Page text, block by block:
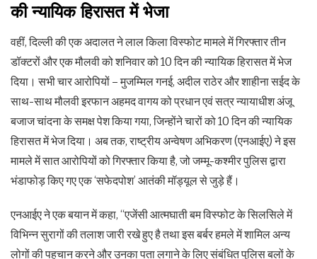
की न्यायिक हिरासत में भेजा
वहीं, दिल्ली की एक अदालत ने लाल किला विस्फोट मामले में गिरफ्तार तीन
डॉक्टरों और एक मौलवी को शनिवार को 10 दिन की न्यायिक हिरासत में भेज
दिया। सभी चार आरोपियों – मुजम्मिल गनई, अदील राठेर और शाहीना सईद के
साथ-साथ मौलवी इरफान अहमद वागय को प्रधान एवं सत्र न्यायाधीश अंजू
बजाज चांदना के समक्ष पेश किया गया, जिन्होंने चारों को 10 दिन की न्यायिक
हिरासत में भेज दिया। अब तक, राष्ट्रीय अन्वेषण अभिकरण (एनआईए) ने इस
मामले में सात आरोपियों को गिरफ्तार किया है, जो जम्मू-कश्मीर पुलिस द्वारा
भंडाफोड़ किए गए एक ‘सफेदपोश’ आतंकी मॉड्यूल से जुड़े हैं।
एनआईए ने एक बयान में कहा, ‘‘एजेंसी आत्मघाती बम विस्फोट के सिलसिले में
विभिन्न सुरागों की तलाश जारी रखे हुए है तथा इस बर्बर हमले में शामिल अन्य
लोगों की पहचान करने और उनका पता लगाने के लिए संबंधित पुलिस बलों के